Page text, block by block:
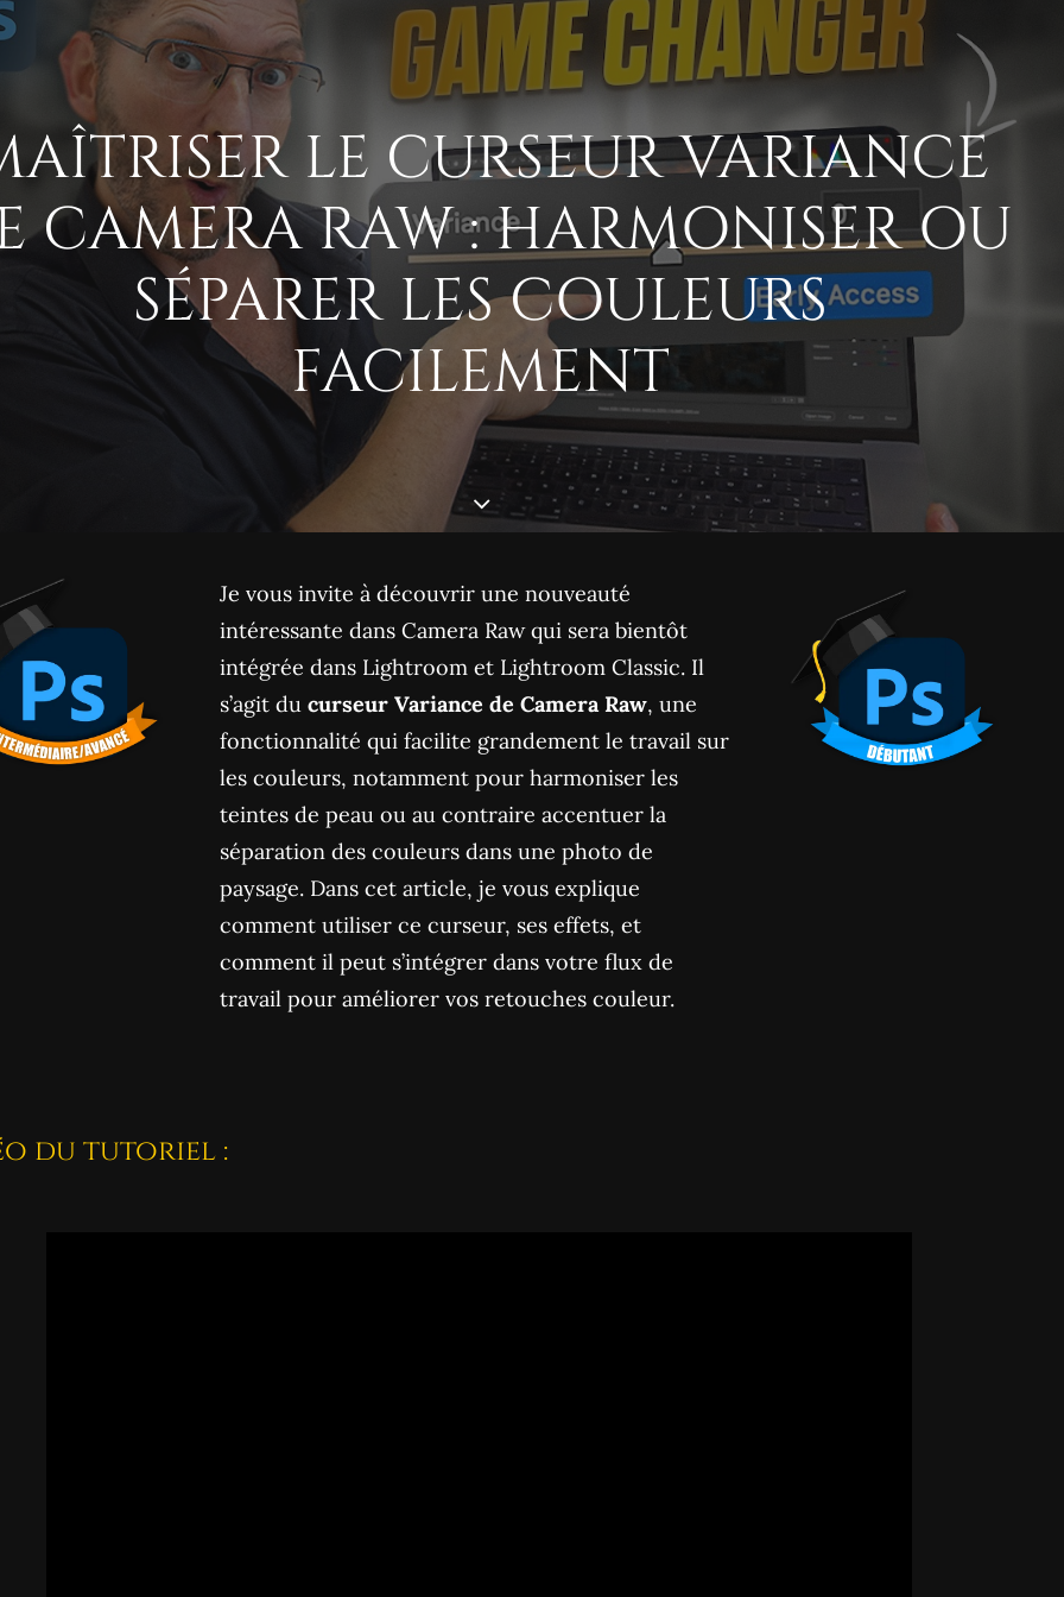
LE CURSEUR VARIANCE
CAMERA RAW : HARMONISER OU
SÉPARER LES COULEURS
FACILEMENT
Je vous invite à découvrir une nouveauté
intéressante dans Camera Raw qui sera bientôt
intégrée dans Lightroom et Lightroom Classic. Il
s’agit du curseur Variance de Camera Raw, une
fonctionnalité qui facilite grandement le travail sur
les couleurs, notamment pour harmoniser les
teintes de peau ou au contraire accentuer la
séparation des couleurs dans une photo de
paysage. Dans cet article, je vous explique
comment utiliser ce curseur, ses effets, et
comment il peut s’intégrer dans votre flux de
travail pour améliorer vos retouches couleur.
du tutoriel :